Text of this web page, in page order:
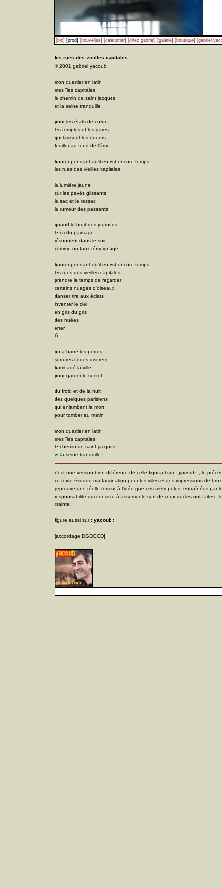
[bio] [prod] [nouvelles] [calendrier] [chez gabriel] [galerie] [boutique] [gabriel
les rues des vieilles capitales
© 2001 gabriel yacoub
mon quartier en latin
mes îles capitales
le chemin de saint jacques
et la seine tranquille
pour les états de cœur
les temples et les gares
qui laissent les odeurs
fouiller au fond de l'âme
hanter pendant qu'il en est encore temps
les rues des vieilles capitales
la lumière jaune
sur les pavés glissants
le sac et le ressac
la rumeur des passants
quand le bruit des journées
le cri du paysage
résonnent dans le soir
comme un faux témoignage
hanter pendant qu'il en est encore temps
les rues des vieilles capitales
prendre le temps de regarder
certains nuages d'oiseaux
danser rire aux éclats
inventer le ciel
en gris du gris
des nuées
errer
là
on a barré les portes
serrures codes discrets
barricadé la ville
pour garder le secret
du froid et de la nuit
des quelques parisiens
qui enjambent la mort
pour tomber au matin
mon quartier en latin
mes îles capitales
le chemin de saint jacques
et la seine tranquille
c’est une version bien différente de celle figurant sur : yacoub : , le
ce texte évoque ma fascination pour les villes et des impressions de
j’éprouve une réelle terreur à l’idée que ces métropoles, entraînées
responsabilité qui consiste à assumer le sort de ceux qui les ont faites :
crainte !
figure aussi sur : yacoub :
[accordage DGDGCD]